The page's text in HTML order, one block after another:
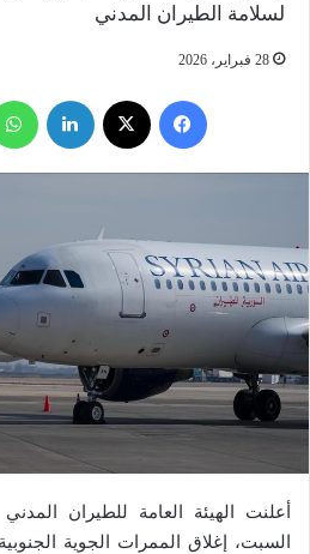
لسلامة الطيران المدني
28 فبراير، 2026
فيسبوك لينكدإن
أعلنت الهيئة العامة للطيران
السبت، إغلاق الممرات الجوية